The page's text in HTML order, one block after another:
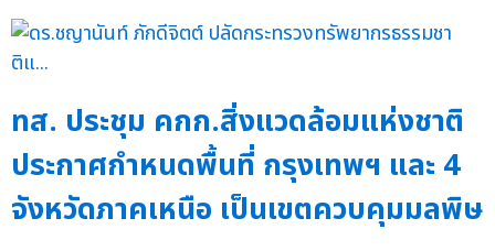
ทส. ประชุม คกก.สิ่งแวดล้อมแห่งชาติ
ประกาศกำหนดพื้นที่ กรุงเทพฯ และ 4
จังหวัดภาคเหนือ เป็นเขตควบคุมมลพิษ